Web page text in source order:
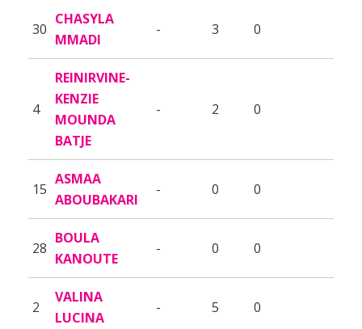
30
CHASYLA
MMADI
- 3 0
4
REINIRVINE-
KENZIE
MOUNDA
BATJE
- 2 0
15
ASMAA
ABOUBAKARI
- 0 0
28
BOULA
KANOUTE
- 0 0
2
VALINA
LUCINA
- 5 0